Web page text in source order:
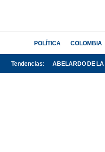
POLÍTICA COLOMBIA
Tendencias: ABELARDO DE